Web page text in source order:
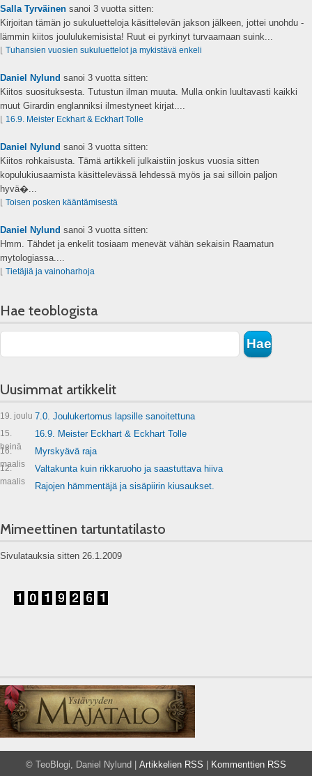
Salla Tyrväinen sanoi 3 vuotta sitten:
Kirjoitan tämän jo sukuluetteloja käsittelevän jakson jälkeen, jottei unohdu -
lämmin kiitos joululukemisista! Ruut ei pyrkinyt turvaamaan suink...
⌊ Tuhansien vuosien sukuluettelot ja mykistävä enkeli
Daniel Nylund sanoi 3 vuotta sitten:
Kiitos suosituksesta. Tutustun ilman muuta. Mulla onkin luultavasti kaikki
muut Girardin englanniksi ilmestyneet kirjat....
⌊ 16.9. Meister Eckhart & Eckhart Tolle
Daniel Nylund sanoi 3 vuotta sitten:
Kiitos rohkaisusta. Tämä artikkeli julkaistiin joskus vuosia sitten
kopulukiusaamista käsittelevässä lehdessä myös ja sai silloin paljon
hyvä�...
⌊ Toisen posken kääntämisestä
Daniel Nylund sanoi 3 vuotta sitten:
Hmm. Tähdet ja enkelit tosiaam menevät vähän sekaisin Raamatun
mytologiassa....
⌊ Tietäjiä ja vainoharhoja
Hae teoblogista
Uusimmat artikkelit
19. joulu 7.0. Joulukertomus lapsille sanoitettuna
15.
heinä
16.9. Meister Eckhart & Eckhart Tolle
16.
maalis
Myrskyävä raja
12.
maalis
Valtakunta kuin rikkaruoho ja saastuttava hiiva
Rajojen hämmentäjä ja sisäpiirin kiusaukset.
Mimeettinen tartuntatilasto
Sivulatauksia sitten 26.1.2009
© TeoBlogi, Daniel Nylund | Artikkelien RSS Kommenttien RSS